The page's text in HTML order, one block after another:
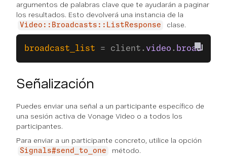
argumentos de palabras clave que te ayudarán a paginar
los resultados. Esto devolverá una instancia de la
Video::Broadcasts::ListResponse clase.
broadcast_list = client. video . broadcasts
Señalización
Puedes enviar una señal a un participante específico de
una sesión activa de Vonage Video o a todos los
participantes.
Para enviar a un participante concreto, utilice la opción
Signals#send_to_one método.